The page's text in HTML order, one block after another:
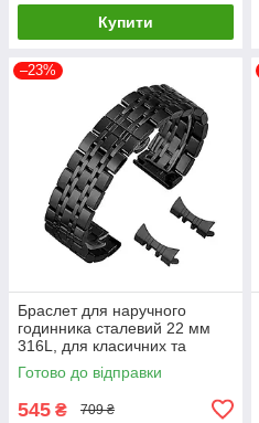
Купити
–23%
Браслет для наручного
годинника сталевий 22 мм
316L, для класичних та
смарт-годинників Чорний (
код: IBW927B )
Готово до відправки
545 ₴ 709 ₴